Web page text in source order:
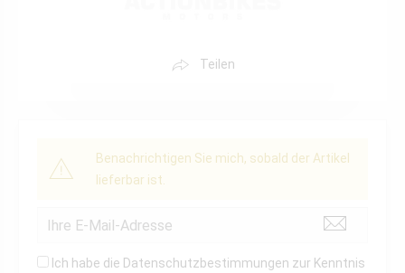
Teilen
Benachrichtigen Sie mich, sobald der Artikel
lieferbar ist.
Ich habe die Datenschutzbestimmungen zur Kenntnis